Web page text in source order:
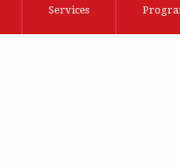
Services